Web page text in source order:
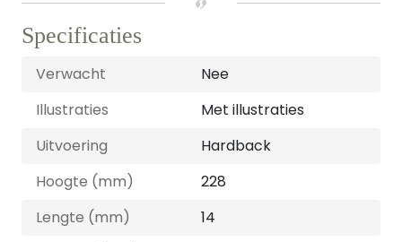
Specificaties
Verwacht
Nee
Illustraties
Met illustraties
Uitvoering
Hardback
Hoogte (mm)
228
Lengte (mm)
14